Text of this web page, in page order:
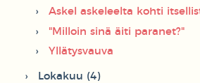
Askel askeleelta kohti
"Milloin sinä äiti paranet?"
Yllätysvauva
Lokakuu (4)